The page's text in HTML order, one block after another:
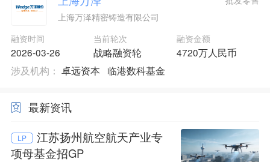
上海万泽精密铸造有限公司
融资时间
2026-03-26
当前轮次
战略融资轮
融资金额
4720万人民币
涉及机构： 卓远资本 临港数科基金
最新资讯
LP
江苏扬州航空航天产业专
项母基金招GP